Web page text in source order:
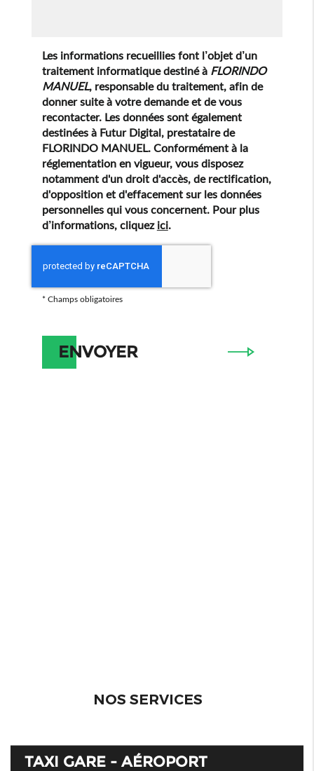
Les informations recueillies font l’objet d’un
traitement informatique destiné àFLORINDO
MANUEL, responsable du traitement, afin de
donner suite à votre demande et de vous
recontacter. Les données sont également
destinées à Futur Digital, prestataire de
FLORINDO MANUEL. Conformément à la
réglementation en vigueur, vous disposez
notamment d'un droit d'accès, de rectification,
d'opposition et d'effacement sur les données
personnelles qui vous concernent. Pour plus
d’informations, cliquez ici.
* Champs obligatoires
NOS SERVICES
TAXI GARE - AÉROPORT